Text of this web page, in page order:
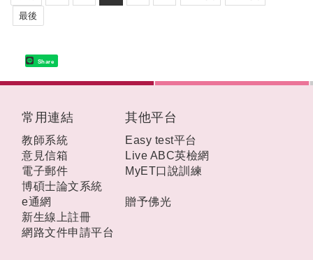
最後
Share
常用連結
教師系統
意見信箱
電子郵件
博碩士論文系統
e通網
新生線上註冊
網路文件申請平台
其他平台
Easy test平台
Live ABC英檢網
MyET口說訓練
贈予佛光